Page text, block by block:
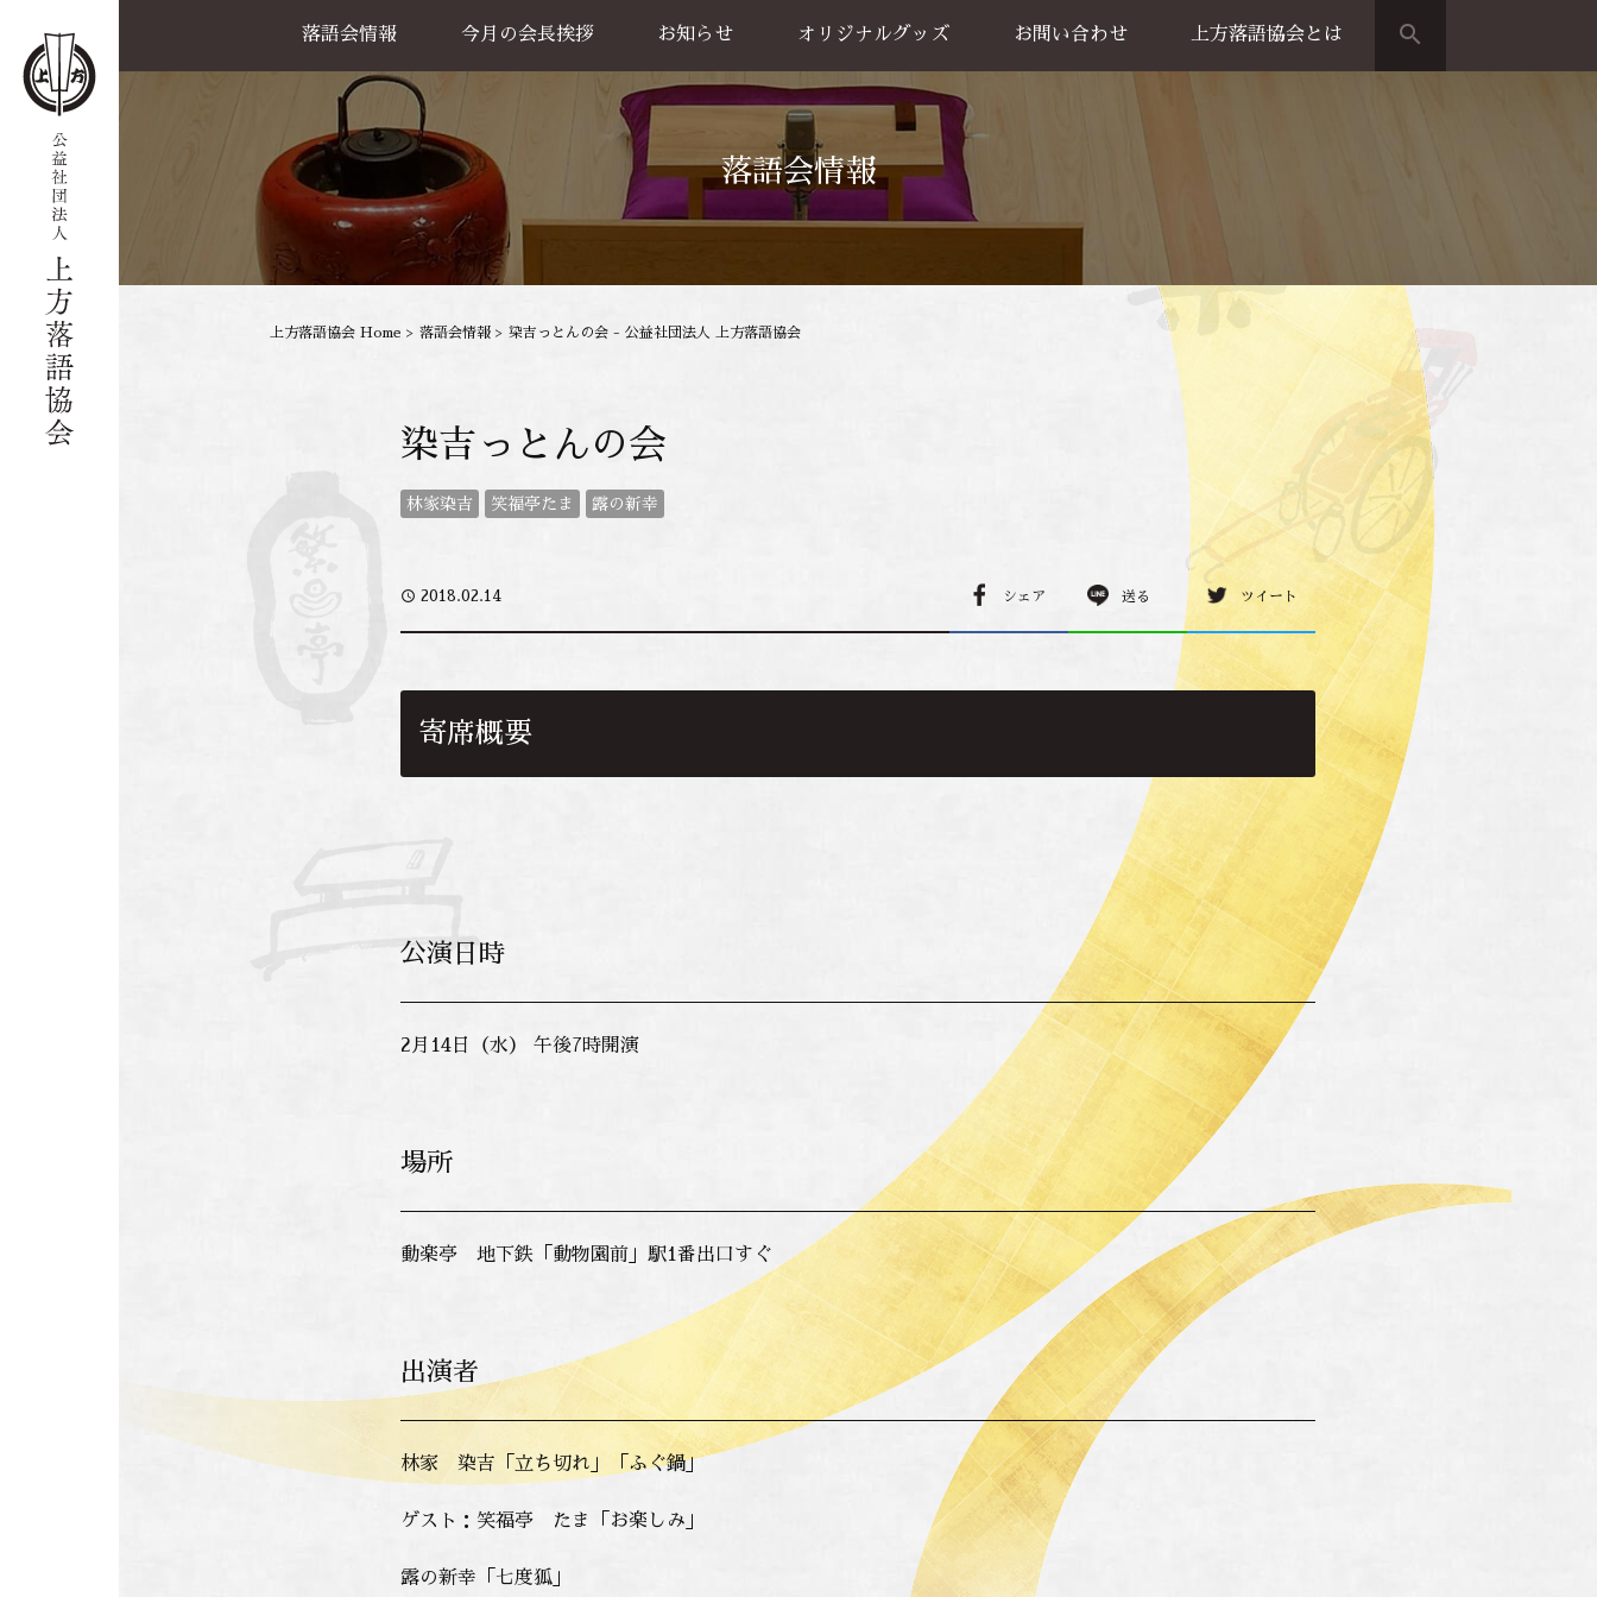
落語会情報
公演一覧
天満天神繁昌亭
喜楽館
島之内寄席
協力事業
今月の会長挨拶 お知らせ オリジナルグッズ
グッズ販売
お買い物方法
お問い合わせ 上方落語協会とは search
落語会情報
上方落語協会 Home > 落語会情報 > 染吉っとんの会 - 公益社団法人 上方落語協会
染吉っとんの会
林家染吉 笑福亭たま 露の新幸
access_time 2018.02.14 シェア 送る ツイート
寄席概要
公演日時
2月14日（水） 午後7時開演
場所
動楽亭 地下鉄「動物園前」駅1番出口すぐ
出演者
林家 染吉「立ち切れ」「ふぐ鍋」
ゲスト：笑福亭 たま「お楽しみ」
露の新幸「七度狐」